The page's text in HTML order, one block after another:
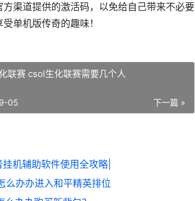
渠道提供的激活码，以免给自己带来不必要
单机版传奇的趣味！
联赛 csol生化联赛需要几个人
下一篇 »
05
挂机辅助软件使用全攻略|
么办办进入和平精英排位